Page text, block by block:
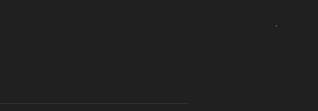
на несколько важных